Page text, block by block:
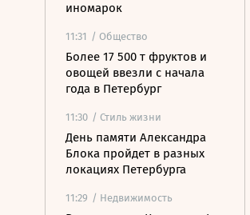
иномарок
11:31 / Общество
Более 17 500 т фруктов и
овощей ввезли с начала
года в Петербург
11:30 / Стиль жизни
День памяти Александра
Блока пройдет в разных
локациях Петербурга
11:29 / Недвижимость